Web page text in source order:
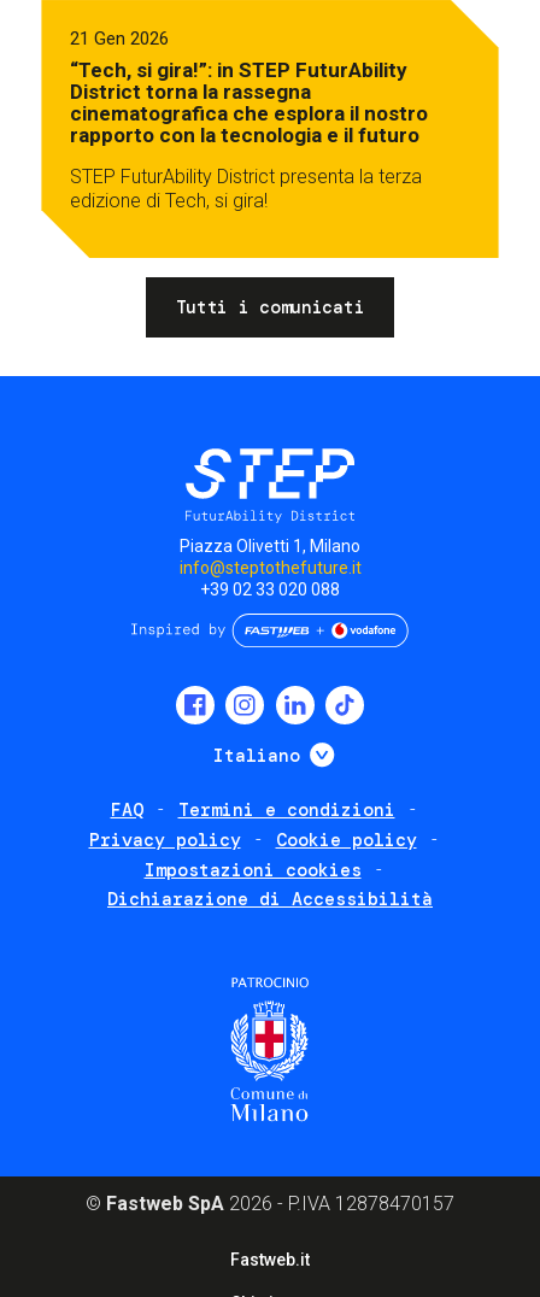
21 Gen 2026
“Tech, si gira!”: in STEP FuturAbility
District torna la rassegna
cinematografica che esplora il nostro
rapporto con la tecnologia e il futuro
STEP FuturAbility District presenta la terza
edizione di Tech, si gira!
Tutti i comunicati
Piazza Olivetti 1, Milano
info@steptothefuture.it
+39 02 33 020 088
Italiano Mostra ulteriori
FAQ
Termini e condizioni
Privacy policy
Cookie policy
Impostazioni cookies
Dichiarazione di Accessibilità
© Fastweb SpA 2026 - P.IVA 12878470157
Fastweb.it